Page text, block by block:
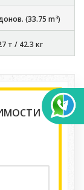
(33.75 m3)
т / 42.3 кг